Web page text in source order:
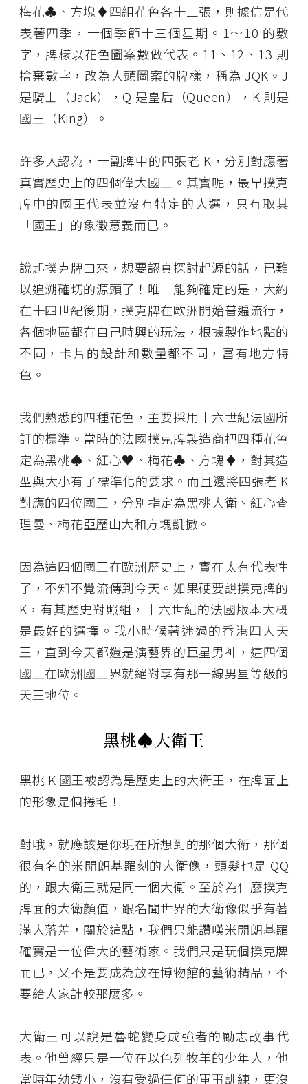
梅花♣、方塊♦四組花色各十三張，則據信是代
表著四季，一個季節十三個星期。1～10 的數
字，牌樣以花色圖案數做代表。11、12、13 則
捨棄數字，改為人頭圖案的牌樣，稱為 JQK。J
是騎士（Jack），Q 是皇后（Queen），K 則是
國王（King）。
許多人認為，一副牌中的四張老 K，分別對應著
真實歷史上的四個偉大國王。其實呢，最早撲克
牌中的國王代表並沒有特定的人選，只有取其
「國王」的象徵意義而已。
說起撲克牌由來，想要認真探討起源的話，已難
以追溯確切的源頭了！唯一能夠確定的是，大約
在十四世紀後期，撲克牌在歐洲開始普遍流行，
各個地區都有自己時興的玩法，根據製作地點的
不同，卡片的設計和數量都不同，富有地方特
色。
我們熟悉的四種花色，主要採用十六世紀法國所
訂的標準。當時的法國撲克牌製造商把四種花色
定為黑桃♠、紅心♥、梅花♣、方塊♦，對其造
型與大小有了標準化的要求。而且還將四張老 K
對應的四位國王，分別指定為黑桃大衛、紅心查
理曼、梅花亞歷山大和方塊凱撒。
因為這四個國王在歐洲歷史上，實在太有代表性
了，不知不覺流傳到今天。如果硬要說撲克牌的
K，有其歷史對照組，十六世紀的法國版本大概
是最好的選擇。我小時候著迷過的香港四大天
王，直到今天都還是演藝界的巨星男神，這四個
國王在歐洲國王界就絕對享有那一線男星等級的
天王地位。
黑桃♠――大衛王
黑桃 K 國王被認為是歷史上的大衛王，在牌面上
的形象是個捲毛！
對哦，就應該是你現在所想到的那個大衛，那個
很有名的米開朗基羅刻的大衛像，頭髮也是 QQ
的，跟大衛王就是同一個大衛。至於為什麼撲克
牌面的大衛顏值，跟名聞世界的大衛像似乎有著
滿大落差，關於這點，我們只能讚嘆米開朗基羅
確實是一位偉大的藝術家。我們只是玩個撲克牌
而已，又不是要成為放在博物館的藝術精品，不
要給人家計較那麼多。
大衛王可以說是魯蛇變身成強者的勵志故事代
表。他曾經只是一位在以色列牧羊的少年人，他
當時年幼矮小，沒有受過任何的軍事訓練，更沒